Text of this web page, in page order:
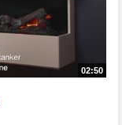
02:50